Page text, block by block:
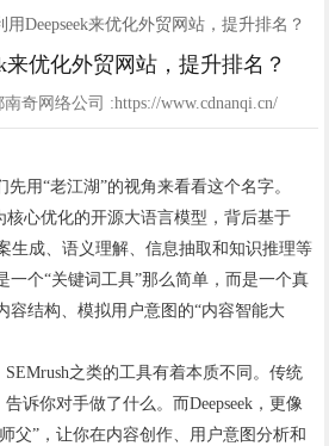
用Deepseek来优化外贸网站，提升排名？
来优化外贸网站，提升排名？
奇网络公司 :https://www.cdnanqi.cn/
用“老江湖”的视角来看看这个名字。
核心优化的开源大语言模型，背后基于
生成、语义理解、信息抽取和知识推理等
一个“关键词工具”那么简单，而是一个真
容结构、模拟用户意图的“内容智能大
之类的工具有着本质不同。传统
诉你对手做了什么。而Deepseek，更像
父”，让你在内容创作、用户意图分析和